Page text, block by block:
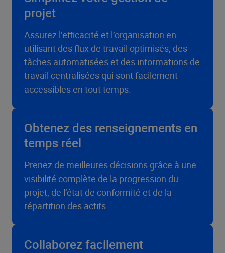
projet
Assurez l’efficacité et l’organisation en
utilisant des flux de travail optimisés, des
tâches automatisées et des informations de
travail centralisées qui sont facilement
accessibles en tout temps.
Obtenez des renseignements en
temps réel
Prenez de meilleures décisions grâce à une
visibilité complète de la progression du
projet, de l’état de conformité et de la
répartition des actifs.
Collaborez facilement